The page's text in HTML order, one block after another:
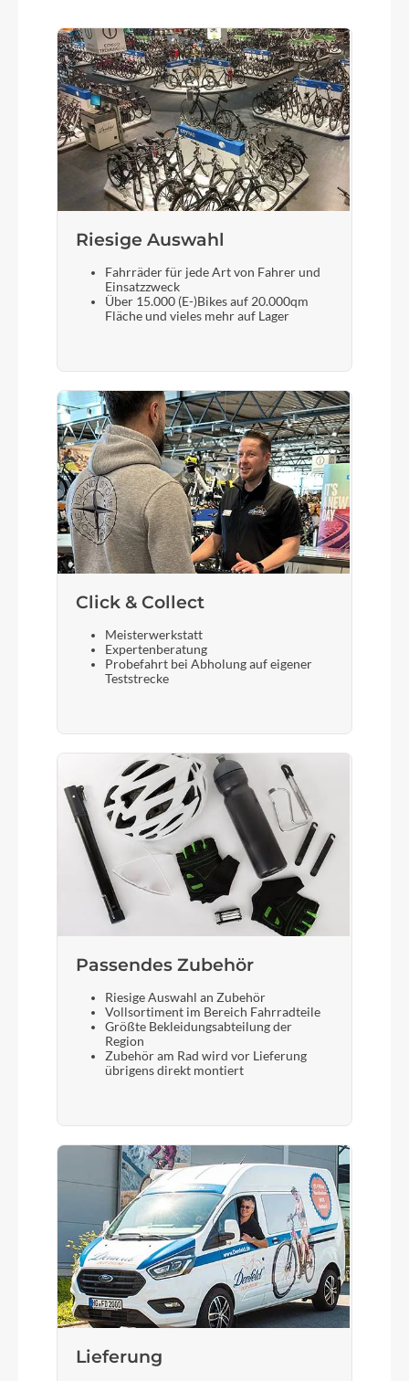
Shimano 105 Di2 7150, braze-on
Sattel
Fizik Vento Argo X5, 140mm
Gabel
Synapse Carbon, integrated crown race,
routing, 1-1/8" to 1-1/5" Delta steerer, 55mm
Sattelstütze
Riesige Auswahl
Fahrräder für jede Art von Fahrer und
Einsatzzweck
Über 15.000 (E-)Bikes auf 20.000qm
Fläche und vieles mehr auf Lager
Click & Collect
Meisterwerkstatt
Expertenberatung
Probefahrt bei Abholung auf eigener
Teststrecke
Passendes Zubehör
Riesige Auswahl an Zubehör
Vollsortiment im Bereich Fahrradteile
Größte Bekleidungsabteilung der
Region
Zubehör am Rad wird vor Lieferung
übrigens direkt montiert
Lieferung